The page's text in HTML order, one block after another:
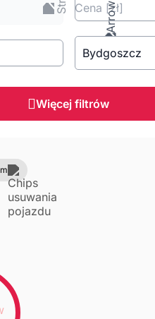
Cena [zł]
Bydgoszcz
Więcej filtrów